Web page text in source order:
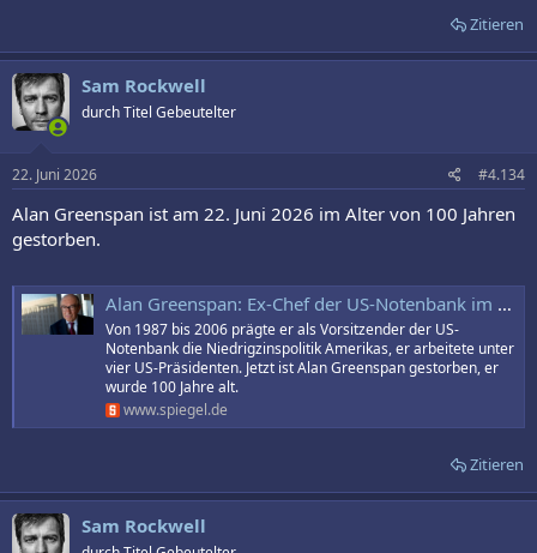
Zitieren
Sam Rockwell
durch Titel Gebeutelter
22. Juni 2026 #4.134
Alan Greenspan ist am 22. Juni 2026 im Alter von 100 Jahren
gestorben.
Alan Greenspan: Ex-Chef der US-Notenbank im Alter von 100 Jahren gestorben
Von 1987 bis 2006 prägte er als Vorsitzender der US-
Notenbank die Niedrigzinspolitik Amerikas, er arbeitete unter
vier US-Präsidenten. Jetzt ist Alan Greenspan gestorben, er
wurde 100 Jahre alt.
www.spiegel.de
Zitieren
Sam Rockwell